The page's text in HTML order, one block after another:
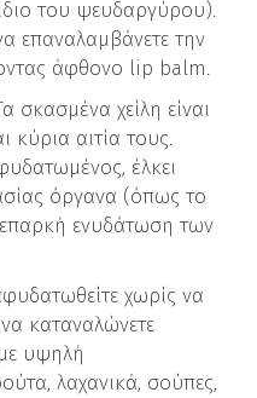
του ψευδαργύρου).
επαναλαμβάνετε την
άφθονο lip balm.
σκασμένα χείλη είναι
κύρια αιτία τους.
έλκει
όργανα (όπως το
ενυδάτωση των
χωρίς να
καταναλώνετε
υψηλή
λαχανικά, σούπες,